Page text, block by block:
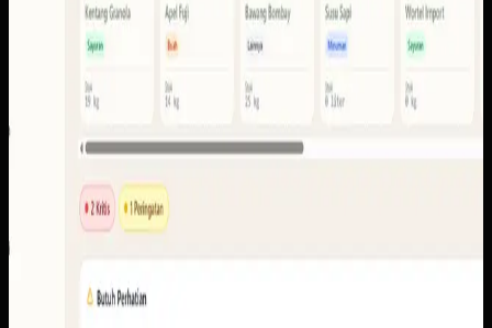
portal pengguna.
Baca studi kasus